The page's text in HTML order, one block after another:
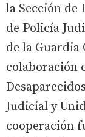
la Sección de
de Policía
de la Guardia
colaboración
Judicial y
cooperación